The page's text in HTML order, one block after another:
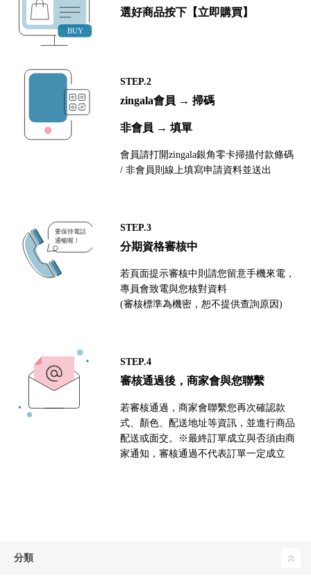
選好商品按下【立即購買】
STEP.2
zingala會員 → 掃碼
非會員 → 填單
會員請打開zingala銀角零卡掃描付款條碼
/ 非會員則線上填寫申請資料並送出
STEP.3
分期資格審核中
若頁面提示審核中則請您留意手機來電，
專員會致電與您核對資料
(審核標準為機密，恕不提供查詢原因)
STEP.4
審核通過後，商家會與您聯繫
若審核通過，商家會聯繫您再次確認款
式、顏色、配送地址等資訊，並進行商品
配送或面交。※最終訂單成立與否須由商
家通知，審核通過不代表訂單一定成立
分類